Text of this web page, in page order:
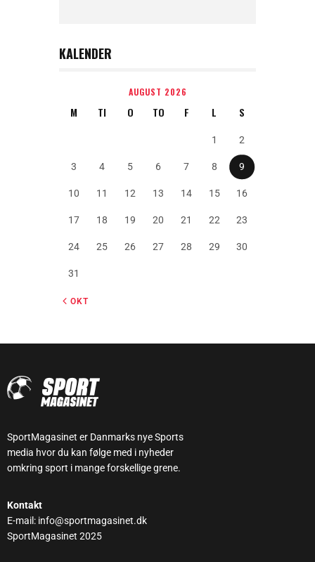
KALENDER
AUGUST 2026
M TI O TO F L S
1 2
3 4 5 6 7 8 9
10 11 12 13 14 15 16
17 18 19 20 21 22 23
24 25 26 27 28 29 30
31
« OKT
SportMagasinet er Danmarks nye Sports
media hvor du kan følge med i nyheder
omkring sport i mange forskellige grene.
Kontakt
E-mail: info@sportmagasinet.dk
SportMagasinet 2025